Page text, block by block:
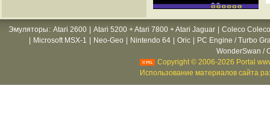
Эмуляторы : Atari 2600 Atari 5200 + Atari 7800 + Atari Jaguar
Coleco
Microsoft MSX-1 Neo-Geo Nintendo 64 Oric
PC Engine / Turbo
WonderSwan /
Copyright © 2006-2026 Portal
Использование материалов сайта